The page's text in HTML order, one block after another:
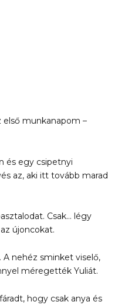
első munkanapom –
és egy csipetnyi
az, aki itt tovább marad
Csak… légy
újoncokat.
A nehéz sminket viselő,
méregették Yuliát.
hogy csak anya és